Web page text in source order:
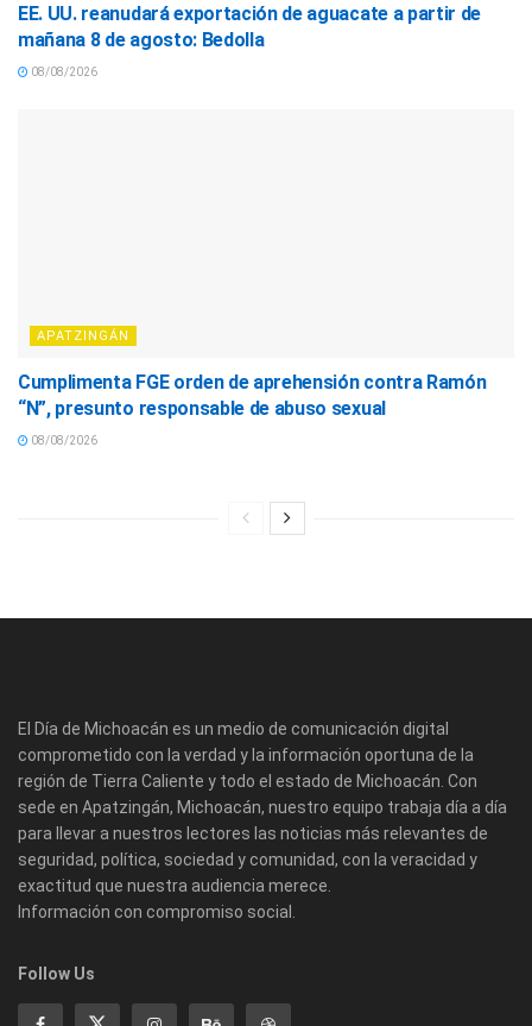
EE. UU. reanudará exportación de aguacate a partir de
mañana 8 de agosto: Bedolla
08/08/2026
APATZINGÁN
Cumplimenta FGE orden de aprehensión contra Ramón
“N”, presunto responsable de abuso sexual
08/08/2026
El Día de Michoacán es un medio de comunicación digital
comprometido con la verdad y la información oportuna de la
región de Tierra Caliente y todo el estado de Michoacán. Con
sede en Apatzingán, Michoacán, nuestro equipo trabaja día a día
para llevar a nuestros lectores las noticias más relevantes de
seguridad, política, sociedad y comunidad, con la veracidad y
exactitud que nuestra audiencia merece.
Información con compromiso social.
Follow Us